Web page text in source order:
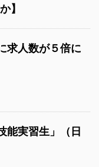
】
求人数が５倍に
能実習生」（日